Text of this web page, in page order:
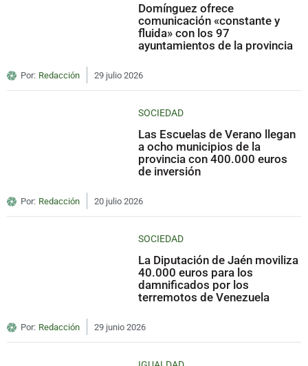
Domínguez ofrece
comunicación «constante y
fluida» con los 97
ayuntamientos de la provincia
Por: Redacción 29 julio 2026
SOCIEDAD
Las Escuelas de Verano llegan
a ocho municipios de la
provincia con 400.000 euros
de inversión
Por: Redacción 20 julio 2026
SOCIEDAD
La Diputación de Jaén moviliza
40.000 euros para los
damnificados por los
terremotos de Venezuela
Por: Redacción 29 junio 2026